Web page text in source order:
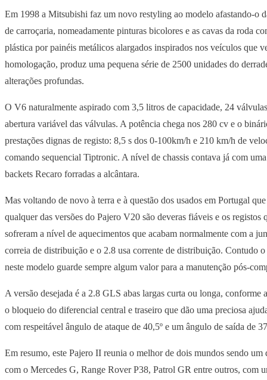
Em 1998 a Mitsubishi faz um novo restyling ao modelo afastando-o
de carroçaria, nomeadamente pinturas bicolores e as cavas da roda
plástica por painéis metálicos alargados inspirados nos veículos que
homologação, produz uma pequena série de 2500 unidades do
alterações profundas.
O V6 naturalmente aspirado com 3,5 litros de capacidade, 24
abertura variável das válvulas. A potência chega nos 280 cv e o
prestações dignas de registo: 8,5 s dos 0-100km/h e 210 km/h de
comando sequencial Tiptronic. A nível de chassis contava já com
backets Recaro forradas a alcântara.
Mas voltando de novo à terra e à questão dos usados em Portugal
qualquer das versões do Pajero V20 são deveras fiáveis e os
sofreram a nível de aquecimentos que acabam normalmente com a
correia de distribuição e o 2.8 usa corrente de distribuição. Contudo
neste modelo guarde sempre algum valor para a manutenção pós-
A versão desejada é a 2.8 GLS abas largas curta ou longa, conforme
o bloqueio do diferencial central e traseiro que dão uma preciosa
com respeitável ângulo de ataque de 40,5º e um ângulo de saída de
Em resumo, este Pajero II reunia o melhor de dois mundos sendo
com o Mercedes G, Range Rover P38, Patrol GR entre outros, com